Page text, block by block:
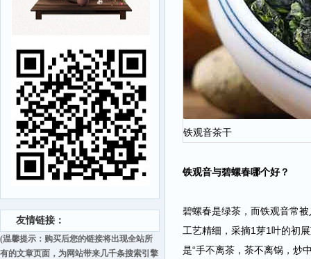
友情链接：
(温馨提示：购买后您的链接将出现全站所
有的文章页面，为网站带来几千条搜索引擎
铁观音茶干
铁观音与碧螺春哪个好？
碧螺春是绿茶，而铁观音常
工艺精细，采摘1芽1叶的初
是“手不离茶，茶不离锅，炒